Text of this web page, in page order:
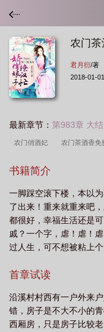
农门
君月衍/著
2018-01-01
最新章节： 第983章 大
农门俏酒妃 农门茶酒香免
全文免费阅读娘子
娇俏娘子撩汉忙 聚合中文网
阁 农门娇俏小娘子最新章节
阅读
书籍简介
一脚踩空滚下楼，本以
了出来！重来就重来吧
都很好，幸福生活还是
戚？一个字，虐！虐！
过人生，可不想被粘上
衅一笑，不想被拦腰抱起
年，谁叫我是沈丰年呢
首章试读
沿溪村村西有一户外来
错，房子是不大不小的
西厢房，只是房子比较